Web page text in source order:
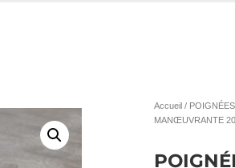
: 06 18 99 00 29
Accueil / POIGNÉES
MANŒUVRANTE